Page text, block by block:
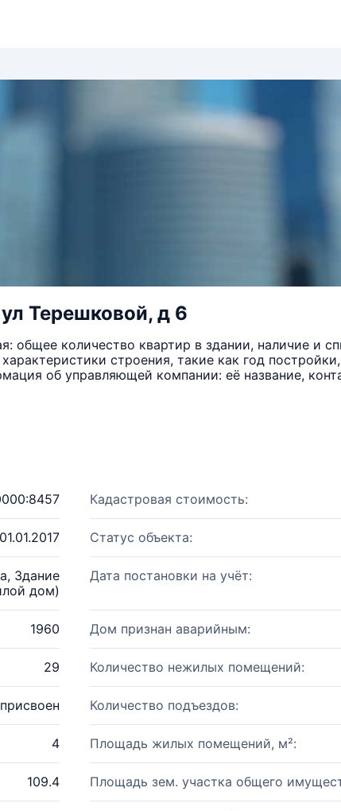
Терешковой, д 6
количество квартир в здании, наличие и
строения, такие как год
об управляющей компании: её название,
Кадастровая стоимость:
01.01.2017 Статус объекта:
Здание
дом)
Дата постановки на учёт:
1960 Дом признан аварийным:
29 Количество нежилых помещений:
Количество подъездов:
4 Площадь жилых помещений, м²:
109.4 Площадь зем. участка общего